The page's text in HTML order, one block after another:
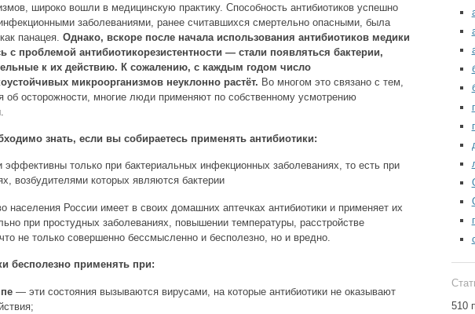
широко вошли в медицинскую практику. Способность антибиотиков успешно
заболеваниями, ранее считавшихся смертельно опасными, была
панацея. Однако, вскоре после начала использования антибиотиков медики
с проблемой антибиотикорезистентности — стали появляться бактерии,
к их действию. К сожалению, с каждым годом число
микроорганизмов неуклонно растёт. Во многом это связано с тем,
об осторожности, многие люди применяют по собственному усмотрению
знать, если вы собираетесь применять антибиотики:
эффективны только при бактериальных инфекционных заболеваниях, то есть при
возбудителями которых являются бактерии
населения России имеет в своих домашних аптечках антибиотики и применяет их
при простудных заболеваниях, повышении температуры, расстройстве
не только совершенно бессмысленно и бесполезно, но и вредно.
бесполезно применять при:
— эти состояния вызываются вирусами, на которые антибиотики не оказывают
510